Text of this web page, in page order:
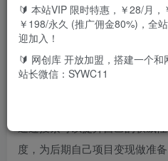
也是非常高的，看行业的大咖
搜索引流的霸屏玩法，通过多
词的排名，实现霸屏，不管用
度，为后期自己项目变现做准
🔰 本站VIP 限时特惠，￥28/月，
￥198/永久 (推广佣金80%)，全
迎加入！
🔰 网创库 开放加盟，搭建一个和
站长微信：SYWC11